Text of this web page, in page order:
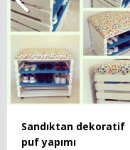
Sandıktan dekoratif
puf yapımı